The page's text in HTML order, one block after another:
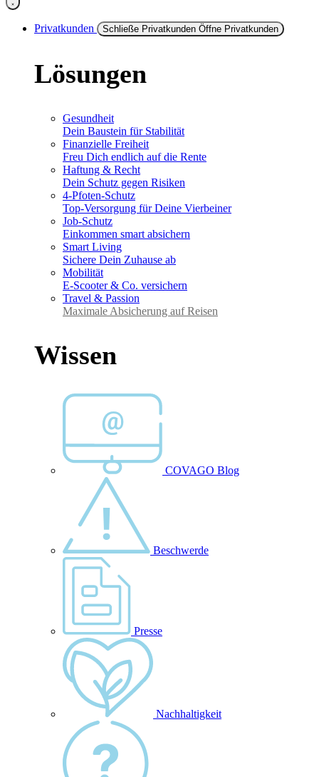
Privatkunden Schließe Privatkunden Öffne Privatkunden
Lösungen
Gesundheit
Dein Baustein für Stabilität
Finanzielle Freiheit
Freu Dich endlich auf die Rente
Haftung & Recht
Dein Schutz gegen Risiken
4-Pfoten-Schutz
Top-Versorgung für Deine Vierbeiner
Job-Schutz
Einkommen smart absichern
Smart Living
Sichere Dein Zuhause ab
Mobilität
E-Scooter & Co. versichern
Travel & Passion
Maximale Absicherung auf Reisen
Wissen
COVAGO Blog
Beschwerde
Presse
Nachhaltigkeit